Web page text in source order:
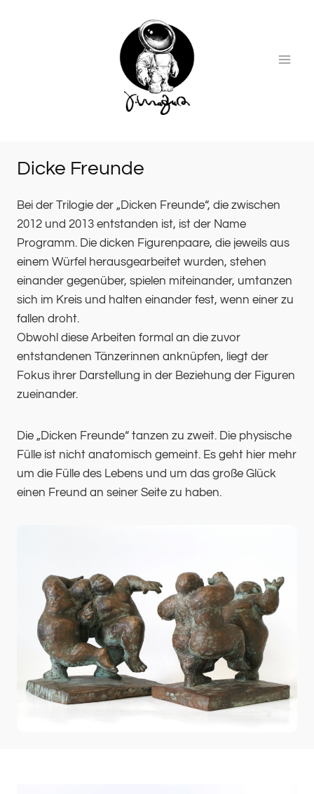
Dicke Freunde
Bei der Trilogie der „Dicken Freunde“, die zwischen
2012 und 2013 entstanden ist, ist der Name
Programm. Die dicken Figurenpaare, die jeweils aus
einem Würfel herausgearbeitet wurden, stehen
einander gegenüber, spielen miteinander, umtanzen
sich im Kreis und halten einander fest, wenn einer zu
fallen droht.
Obwohl diese Arbeiten formal an die zuvor
entstandenen Tänzerinnen anknüpfen, liegt der
Fokus ihrer Darstellung in der Beziehung der Figuren
zueinander.
Die „Dicken Freunde“ tanzen zu zweit. Die physische
Fülle ist nicht anatomisch gemeint. Es geht hier mehr
um die Fülle des Lebens und um das große Glück
einen Freund an seiner Seite zu haben.